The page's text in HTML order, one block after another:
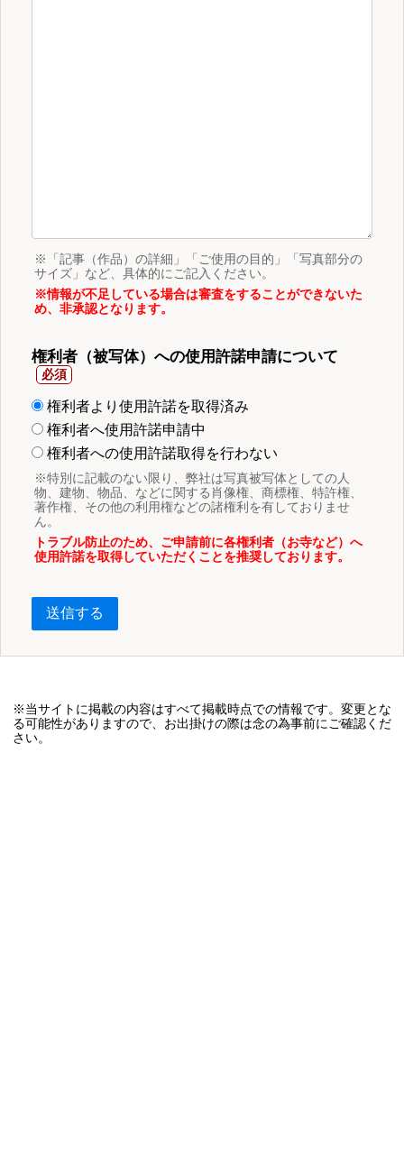
※「記事（作品）の詳細」「ご使用の目的」「写真部分の
サイズ」など、具体的にご記入ください。
※情報が不足している場合は審査をすることができないた
め、非承認となります。
権利者（被写体）への使用許諾申請について
権利者より使用許諾を取得済み
権利者へ使用許諾申請中
権利者への使用許諾取得を行わない
※特別に記載のない限り、弊社は写真被写体としての人
物、建物、物品、などに関する肖像権、商標権、特許権、
著作権、その他の利用権などの諸権利を有しておりませ
ん。
トラブル防止のため、ご申請前に各権利者（お寺など）へ
使用許諾を取得していただくことを推奨しております。
送信する
※当サイトに掲載の内容はすべて掲載時点での情報です。変更とな
る可能性がありますので、お出掛けの際は念の為事前にご確認くだ
さい。